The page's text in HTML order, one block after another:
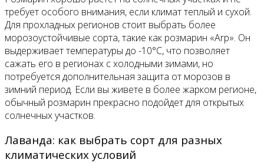
требует особого внимания, если климат теплый и сухой.
Для прохладных регионов стоит выбрать более
морозоустойчивые сорта, такие как розмарин «Arp». Он
выдерживает температуры до -10°C, что позволяет
сажать его в регионах с холодными зимами, но
потребуется дополнительная защита от морозов в
зимний период. Если вы живете в более жарком регионе,
обычный розмарин прекрасно подойдет для открытых
солнечных участков.
Лаванда: как выбрать сорт для разных
климатических условий